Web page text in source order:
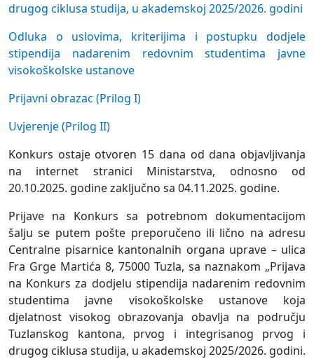
drugog ciklusa studija, u akademskoj 2025/2026. godini
Odluka o uslovima, kriterijima i postupku dodjele
stipendija nadarenim redovnim studentima javne
visokoškolske ustanove
Prijavni obrazac (Prilog I)
Uvjerenje (Prilog II)
Konkurs ostaje otvoren 15 dana od dana objavljivanja
na internet stranici Ministarstva, odnosno od
20.10.2025. godine zaključno sa 04.11.2025. godine.
Prijave na Konkurs sa potrebnom dokumentacijom
šalju se putem pošte preporučeno ili lično na adresu
Centralne pisarnice kantonalnih organa uprave – ulica
Fra Grge Martića 8, 75000 Tuzla, sa naznakom „Prijava
na Konkurs za dodjelu stipendija nadarenim redovnim
studentima javne visokoškolske ustanove koja
djelatnost visokog obrazovanja obavlja na području
Tuzlanskog kantona, prvog i integrisanog prvog i
drugog ciklusa studija, u akademskoj 2025/2026. godini.